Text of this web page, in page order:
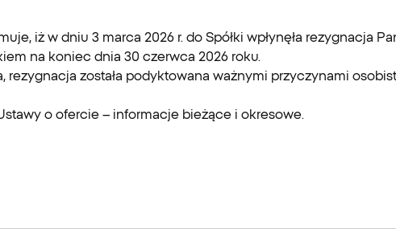
iż w dniu 3 marca 2026 r. do Spółki wpłynęła rezygnacja
na koniec dnia 30 czerwca 2026 roku.
rezygnacja została podyktowana ważnymi przyczynami
o ofercie – informacje bieżące i okresowe.